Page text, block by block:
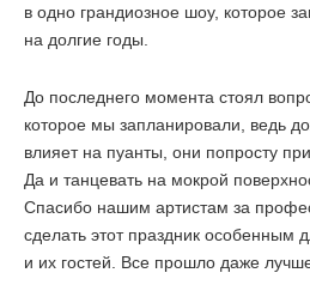
в одно грандиозное шоу, которое
на долгие годы.
До последнего момента стоял
которое мы запланировали, ведь
влияет на пуанты, они попросту
Да и танцевать на мокрой
Спасибо нашим артистам за
сделать этот праздник особенным
и их гостей. Все прошло даже